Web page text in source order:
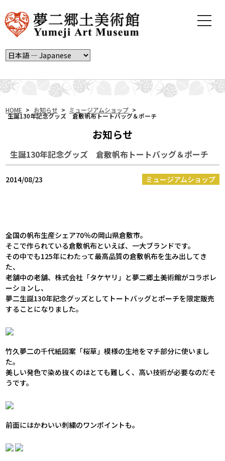
t
n
i
o
HOME > お知らせ > ミュージアムショップ >
生誕130年記念グッズ 倉敷帆布トートバッグ＆ポーチ
お知らせ
生誕130年記念グッズ 倉敷帆布トートバッグ＆ポーチ
2014/08/23 ミュージアムショップ
全国の帆布生産シェア70％の岡山県倉敷市。
そこで作られている倉敷帆布といえば、一大ブランドです。
その中でも125年にわたって最高品質の倉敷帆布を生み出してき
た、
老舗中の老舗、株式会社「タケヤリ」と夢二郷土美術館がコラボレ
ーションし、
夢二生誕130年記念グッズとしてトートバッグとポーチを限定販売
することになりました。
竹久夢二の千代紙図案「桜草」模様の生地をマチ部分に使いまし
た。
美しい発色で染め抜くのはとても難しく、高い技術が必要なのだそ
うです。
前面にはかわいい刺繍のワンポイントも。